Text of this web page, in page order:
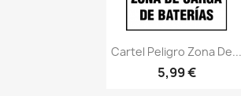
visibilityVistazo rápido
Cartel Peligro Zona De...
5,99 €